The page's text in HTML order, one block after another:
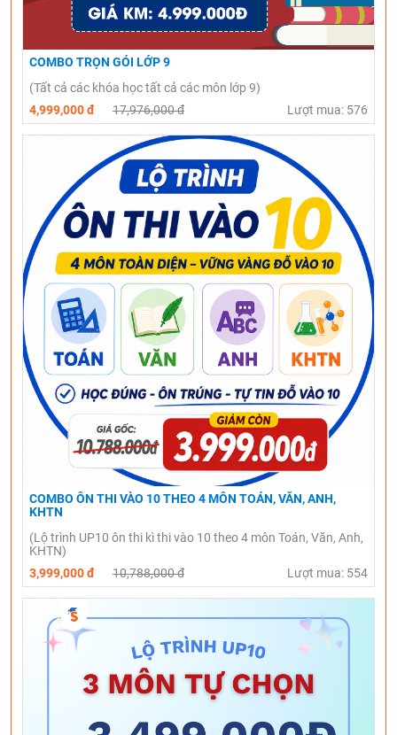
COMBO TRỌN GÓI LỚP 9
(Tất cả các khóa học tất cả các môn lớp 9)
4,999,000 đ
17,976,000 đ Lượt mua: 576
COMBO ÔN THI VÀO 10 THEO 4 MÔN TOÁN, VĂN, ANH,
KHTN
(Lộ trình UP10 ôn thi kì thi vào 10 theo 4 môn Toán, Văn, Anh,
KHTN)
3,999,000 đ
10,788,000 đ Lượt mua: 554